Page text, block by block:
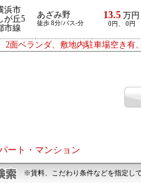
浜市
が丘5
市線
あざみ野
徒歩 8分/バス-分
13.5 万円
0円、 0円
面ベランダ、敷地内駐車場空き有
ート・マンション
※賃料、こだわり条件などを指定し